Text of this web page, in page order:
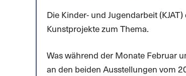
Die Kinder- und Jugendarbeit
Kunstprojekte zum Thema.
Was während der Monate Februar
an den beiden Ausstellungen vom